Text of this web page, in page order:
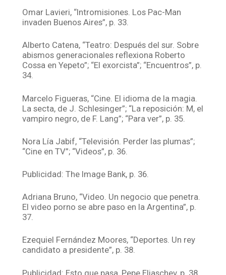
Omar Lavieri, “Intromisiones. Los Pac-Man
invaden Buenos Aires”, p. 33.
Alberto Catena, “Teatro: Después del sur. Sobre
abismos generacionales reflexiona Roberto
Cossa en Yepeto”; “El exorcista”; “Encuentros”, p.
34.
Marcelo Figueras, “Cine. El idioma de la magia.
La secta, de J. Schlesinger”; “La reposición: M, el
vampiro negro, de F. Lang”; “Para ver”, p. 35.
Nora Lía Jabif, “Televisión. Perder las plumas”;
“Cine en TV”; “Videos”, p. 36.
Publicidad: The Image Bank, p. 36.
Adriana Bruno, “Video. Un negocio que penetra.
El video porno se abre paso en la Argentina”, p.
37.
Ezequiel Fernández Moores, “Deportes. Un rey
candidato a presidente”, p. 38.
Publicidad: Esto que pasa, Pepe Eliaschev, p. 38.